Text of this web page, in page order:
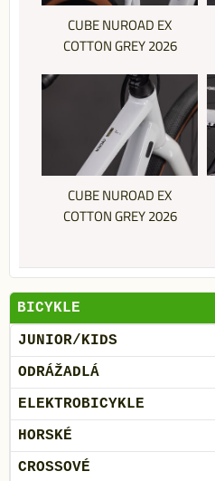
CUBE NUROAD EX
COTTON GREY 2026
CUBE NUROAD EX
COTTON GREY 2026
BICYKLE
JUNIOR/KIDS
ODRÁŽADLÁ
ELEKTROBICYKLE
HORSKÉ
CROSSOVÉ